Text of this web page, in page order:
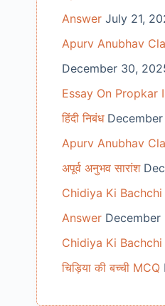
Answer July 21,
Apurv Anubhav
December 30,
Essay On Propkar
हिंदी निबंध
Apurv Anubhav
अपूर्व अनुभव सारांश
Chidiya Ki
Answer
Chidiya Ki
चिड़िया की बच्ची MCQ